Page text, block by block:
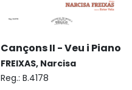
Cançons II - Veu i Piano
FREIXAS, Narcisa
Reg.: B.4178